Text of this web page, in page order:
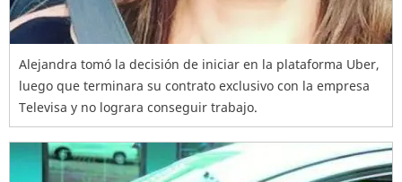
Alejandra tomó la decisión de iniciar en la plataforma Uber,
luego que terminara su contrato exclusivo con la empresa
Televisa y no lograra conseguir trabajo.